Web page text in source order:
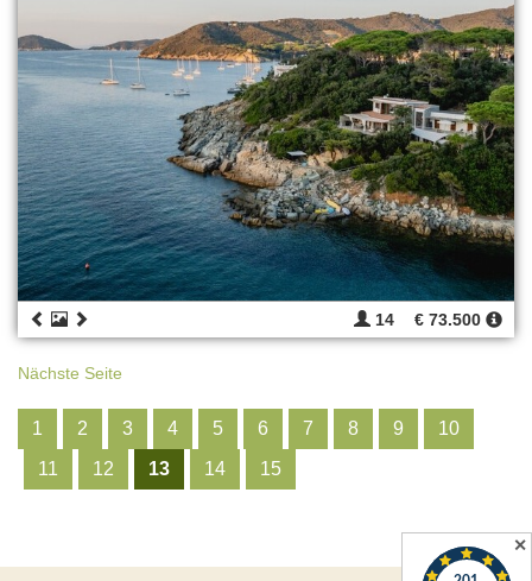
14 € 73.500
Nächste Seite
1 2 3 4 5 6 7 8 9
10
11
12 13 14 15
✕